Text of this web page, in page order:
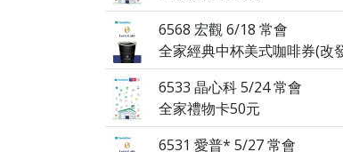
6568 宏觀 6/18 常會
6533 晶心科 5/24 常會
全家禮物卡50元
6531 愛普* 5/27 常會